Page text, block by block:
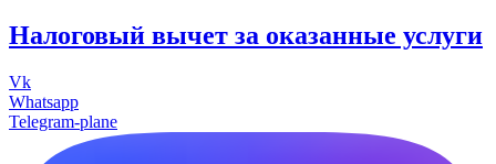
Налоговый вычет за оказанные услуги
Vk
Whatsapp
Telegram-plane